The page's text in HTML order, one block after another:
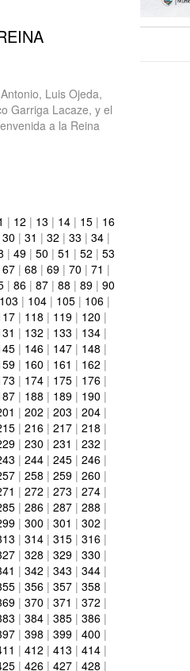
Luis Ojeda,
Garriga Lacaze, y el
a la Reina
| 12 | 13 | 14| 15| 16
30 | 31 | 32 | 33 | 34|
| 49| 50 | 51 | 52 | 53
67| 68 | 69| 70 | 71 |
| 86| 87| 88 | 89| 90
103 | 104| 105| 106|
| 118 | 119| 120 |
| 132 | 133 | 134|
| 146| 147| 148 |
| 160 | 161 | 162 |
| 174| 175| 176|
| 188 | 189| 190 |
| 202 | 203 | 204|
| 216| 217| 218 |
| 230 | 231 | 232 |
| 244| 245| 246|
| 258 | 259| 260 |
| 272 | 273 | 274|
| 286| 287| 288 |
| 300 | 301 | 302 |
| 314| 315| 316|
| 328 | 329| 330 |
| 342 | 343 | 344|
| 356| 357| 358 |
| 370 | 371 | 372 |
| 384| 385| 386|
| 398 | 399| 400 |
| 412 | 413 | 414|
| 426| 427| 428 |